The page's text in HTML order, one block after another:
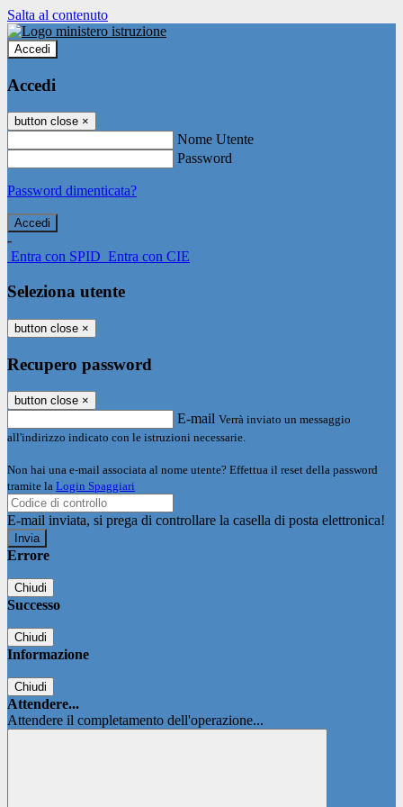
Salta al contenuto
Accedi
Accedi
button close ×
Nome Utente
Password
Password dimenticata?
-
Entra con SPID Entra con CIE
Seleziona utente
button close ×
Recupero password
button close ×
E-mail Verrà inviato un messaggio
all'indirizzo indicato con le istruzioni necessarie.
Non hai una e-mail associata al nome utente? Effettua il reset della password
tramite la Login Spaggiari
E-mail inviata, si prega di controllare la casella di posta elettronica!
Errore
Chiudi
Successo
Chiudi
Informazione
Chiudi
Attendere...
Attendere il completamento dell'operazione...